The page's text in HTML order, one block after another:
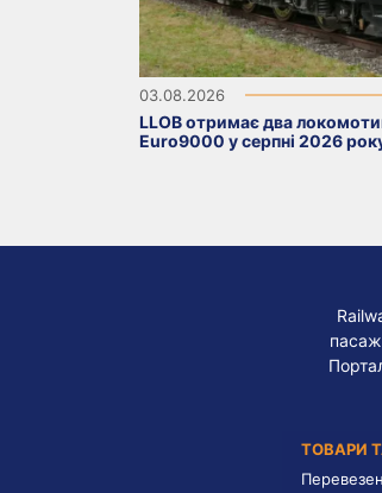
03.08.2026
LLOB отримає два
Euro9000 у серпні 2026
ТОВАРИ